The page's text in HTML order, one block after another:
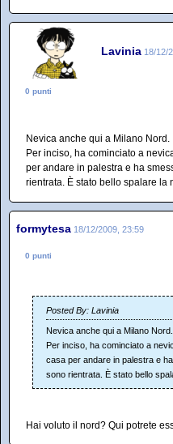
Lavinia 18/12/
0 punti
Nevica anche qui a Milano Nord.
Per inciso, ha cominciato a
per andare in palestra e ha
rientrata. È stato bello spalare la
formytesa 18/12/2009, 23:59
0 punti
Posted By: Lavinia
Nevica anche qui a Milano Nord.
Per inciso, ha cominciato a
casa per andare in palestra e
sono rientrata. È stato bello
Hai voluto il nord? Qui potrete